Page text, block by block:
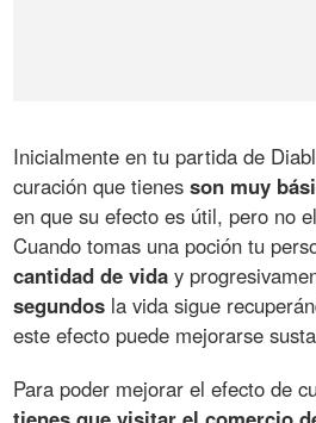
Inicialmente en tu partida de
curación que tienesson muy
en que su efecto es útil, pero no
Cuando tomas una poción tu
cantidad de vida y
segundos la vida sigue
este efecto puede mejorarse
Para poder mejorar el efecto de